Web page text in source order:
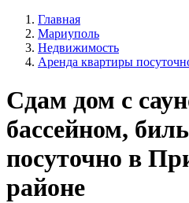
Главная
Мариуполь
Недвижимость
Аренда квартиры
Сдам дом с
бассейном,
посуточно в
районе